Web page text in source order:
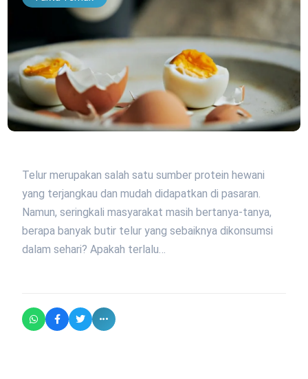
Telur merupakan salah satu sumber protein hewani
yang terjangkau dan mudah didapatkan di pasaran.
Namun, seringkali masyarakat masih bertanya-tanya,
berapa banyak butir telur yang sebaiknya dikonsumsi
dalam sehari? Apakah terlalu…